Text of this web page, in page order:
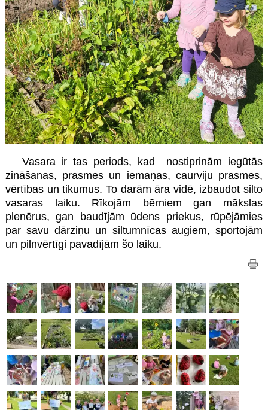
Vasara ir tas periods, kad nostiprinām iegūtās
zināšanas, prasmes un iemaņas, caurviju prasmes,
vērtības un tikumus. To darām āra vidē, izbaudot silto
vasaras laiku. Rīkojām bērniem gan mākslas
plenērus, gan baudījām ūdens priekus, rūpējāmies
par savu dārziņu un siltumnīcas augiem, sportojām
un pilnvērtīgi pavadījām šo laiku.